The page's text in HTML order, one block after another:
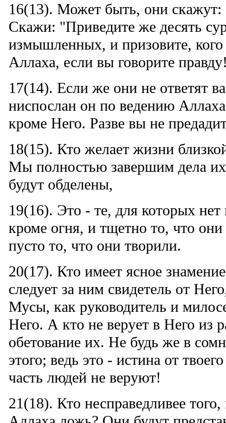
16(13). Может быть, они
Скажи: "Приведите же десять
измышленных, и призовите,
Аллаха, если вы говорите
17(14). Если же они не ответят
ниспослан он по ведению
кроме Него. Разве вы не
18(15). Кто желает жизни
Мы полностью завершим дела
будут обделены,
19(16). Это - те, для которых
кроме огня, и тщетно то, что
пусто то, что они творили.
20(17). Кто имеет ясное
следует за ним свидетель от
Мусы, как руководитель и
Него. А кто не верует в Него из
обетование их. Не будь же в
этого; ведь это - истина от
часть людей не веруют!
21(18). Кто несправедливее